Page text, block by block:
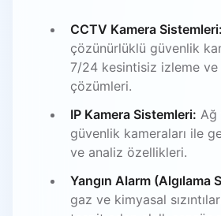
CCTV Kamera Sistemleri:
çözünürlüklü güvenlik
7/24 kesintisiz izleme ve
çözümleri.
IP Kamera Sistemleri: Ağ
güvenlik kameraları ile
ve analiz özellikleri.
Yangın Alarm (Algılama
gaz ve kimyasal